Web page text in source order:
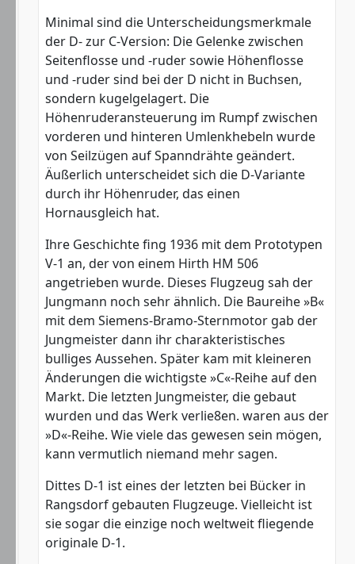
Minimal sind die Unterscheidungsmerkmale
der D- zur C-Version: Die Gelenke zwischen
Seitenflosse und -ruder sowie Höhenflosse
und -ruder sind bei der D nicht in Buchsen,
sondern kugelgelagert. Die
Höhenruderansteuerung im Rumpf zwischen
vorderen und hinteren Umlenkhebeln wurde
von Seilzügen auf Spanndrähte geändert.
Äußerlich unterscheidet sich die D-Variante
durch ihr Höhenruder, das einen
Hornausgleich hat.
Ihre Geschichte fing 1936 mit dem Prototypen
V-1 an, der von einem Hirth HM 506
angetrieben wurde. Dieses Flugzeug sah der
Jungmann noch sehr ähnlich. Die Baureihe »B«
mit dem Siemens-Bramo-Sternmotor gab der
Jungmeister dann ihr charakteristisches
bulliges Aussehen. Später kam mit kleineren
Änderungen die wichtigste »C«-Reihe auf den
Markt. Die letzten Jungmeister, die gebaut
wurden und das Werk verlie8en. waren aus der
»D«-Reihe. Wie viele das gewesen sein mögen,
kann vermutlich niemand mehr sagen.
Dittes D-1 ist eines der letzten bei Bücker in
Rangsdorf gebauten Flugzeuge. Vielleicht ist
sie sogar die einzige noch weltweit fliegende
originale D-1.